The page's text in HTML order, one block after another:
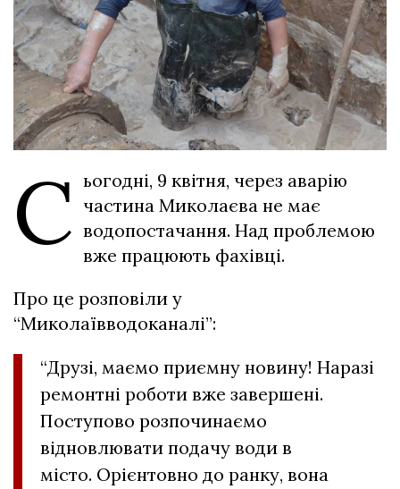
С ьогодні, 9 квітня, через аварію
частина Миколаєва не має
водопостачання. Над проблемою
вже працюють фахівці.
Про це розповіли у
“Миколаївводоканалі”:
“Друзі, маємо приємну новину! Наразі
ремонтні роботи вже завершені.
Поступово розпочинаємо
відновлювати подачу води в
місто. Орієнтовно до ранку, вона